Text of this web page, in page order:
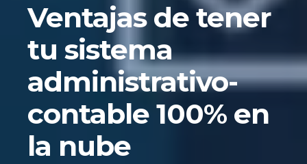
Ventajas de tener
tu sistema
administrativo-
contable 100% en
la nube